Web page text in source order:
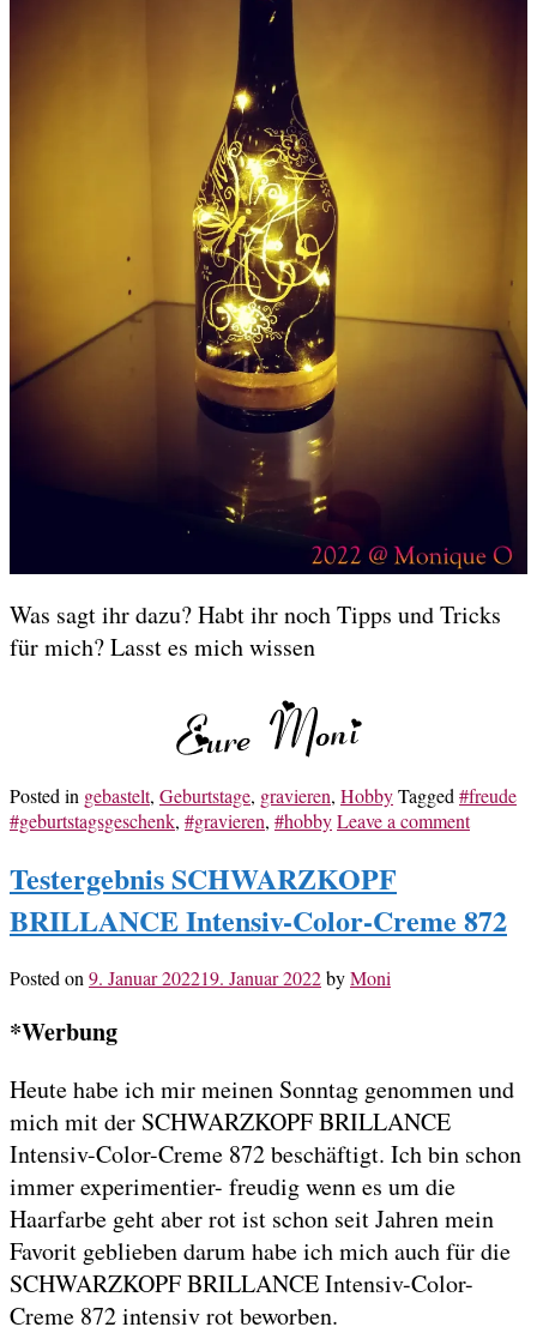
Was sagt ihr dazu? Habt ihr noch Tipps und Tricks
für mich? Lasst es mich wissen
Posted in gebastelt, Geburtstage, gravieren, HobbyTagged#freude
#geburtstagsgeschenk, #gravieren, #hobbyLeave a comment
Testergebnis SCHWARZKOPF
BRILLANCE Intensiv-Color-Creme 872
Posted on9. Januar 202219. Januar 2022byMoni
*Werbung
Heute habe ich mir meinen Sonntag genommen und
mich mit der SCHWARZKOPF BRILLANCE
Intensiv-Color-Creme 872 beschäftigt. Ich bin schon
immer experimentier- freudig wenn es um die
Haarfarbe geht aber rot ist schon seit Jahren mein
Favorit geblieben darum habe ich mich auch für die
SCHWARZKOPF BRILLANCE Intensiv-Color-
Creme 872 intensiv rot beworben.